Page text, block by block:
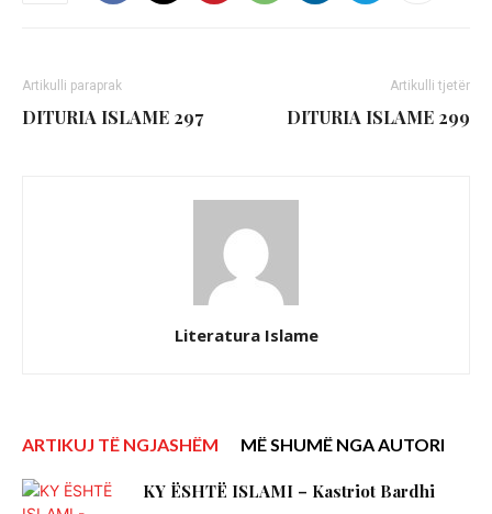
Artikulli paraprak
DITURIA ISLAME 297
Artikulli tjetër
DITURIA ISLAME 299
Literatura Islame
ARTIKUJ TË NGJASHËM MË SHUMË NGA AUTORI
KY ËSHTË ISLAMI – Kastriot Bardhi